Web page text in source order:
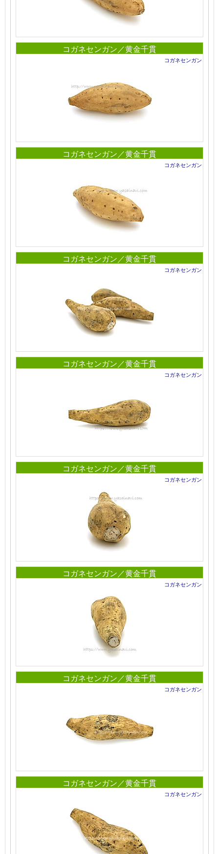
コガネセンガン／黄金千貫
コガネセンガン
コガネセンガン／黄金千貫
コガネセンガン
コガネセンガン／黄金千貫
コガネセンガン
コガネセンガン／黄金千貫
コガネセンガン
コガネセンガン／黄金千貫
コガネセンガン
コガネセンガン／黄金千貫
コガネセンガン
コガネセンガン／黄金千貫
コガネセンガン
コガネセンガン／黄金千貫
コガネセンガン